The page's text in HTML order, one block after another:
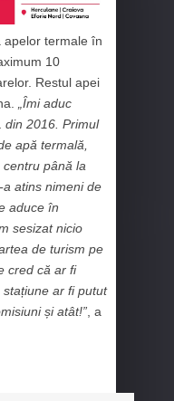
apelor termale în
10
Restul apei
„Îmi aduc
din 2016. Primul
apă termală,
până la
atins nimeni de
aduce în
sesizat nicio
de turism pe
cred că ar fi
ar fi putut
și atât!” , a